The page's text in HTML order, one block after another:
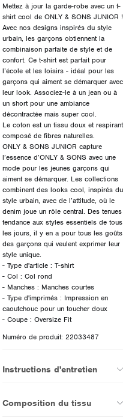
Mettez à jour la garde-robe avec un t-
shirt cool de ONLY & SONS JUNIOR !
Avec nos designs inspirés du style
urbain, les garçons obtiennent la
combinaison parfaite de style et de
confort. Ce t-shirt est parfait pour
l’école et les loisirs - idéal pour les
garçons qui aiment se démarquer avec
leur look. Associez-le à un jean ou à
un short pour une ambiance
décontractée mais super cool.
Le coton est un tissu doux et respirant
composé de fibres naturelles.
ONLY & SONS JUNIOR capture
l’essence d’ONLY & SONS avec une
mode pour les jeunes garçons qui
aiment se démarquer. Les collections
combinent des looks cool, inspirés du
style urbain, avec de l’attitude, où le
denim joue un rôle central. Des tenues
tendance aux styles essentiels de tous
les jours, il y en a pour tous les goûts
des garçons qui veulent exprimer leur
style unique.
- Type d'article : T-shirt
- Col : Col rond
- Manches : Manches courtes
- Type d'imprimés : Impression en
caoutchouc pour un toucher doux
- Coupe : Oversize Fit
Numéro de produit: 22033487
Instructions d'entretien
Composition du tissu